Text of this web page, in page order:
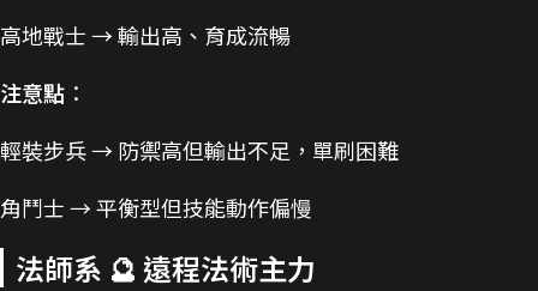
高地戰士 → 輸出高、育成流暢
注意點 ：
輕裝步兵 → 防禦高但輸出不足，單刷困難
角鬥士 → 平衡型但技能動作偏慢
法師系 🔮 遠程法術主力